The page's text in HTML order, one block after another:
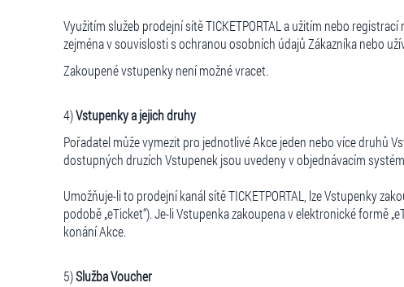
Využitím služeb prodejní sítě TICKETPORTAL a užitím nebo
zejména v souvislosti s ochranou osobních údajů Zákazníka nebo
Zakoupené vstupenky není možné vracet.
4)Vstupenky a jejich druhy
Pořadatel může vymezit pro jednotlivé Akce jeden nebo více druhů
dostupných druzích Vstupenek jsou uvedeny v objednávacím
Umožňuje-li to prodejní kanál sítě TICKETPORTAL, lze Vstupenky
podobě „eTicket“). Je-li Vstupenka zakoupena v elektronické formě
konání Akce.
5)Služba Voucher